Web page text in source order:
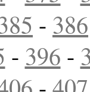
- 386
- 396 -